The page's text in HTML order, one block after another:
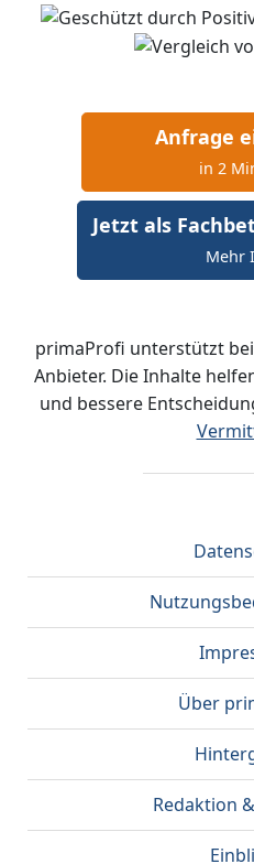
Anfrage
in 2
Jetzt als
Mehr
primaProfi unterstützt
Anbieter. Die Inhalte
und bessere
Über
Redaktion